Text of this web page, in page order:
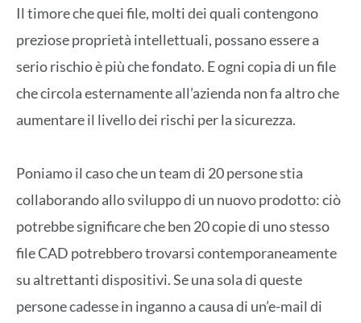
Il timore che quei file, molti dei quali contengono
preziose proprietà intellettuali, possano essere a
serio rischio è più che fondato. E ogni copia di un file
che circola esternamente all’azienda non fa altro che
aumentare il livello dei rischi per la sicurezza.
Poniamo il caso che un team di 20 persone stia
collaborando allo sviluppo di un nuovo prodotto: ciò
potrebbe significare che ben 20 copie di uno stesso
file CAD potrebbero trovarsi contemporaneamente
su altrettanti dispositivi. Se una sola di queste
persone cadesse in inganno a causa di un’e-mail di